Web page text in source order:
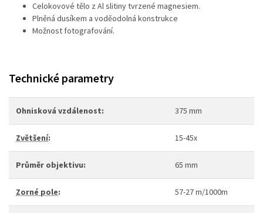
Celokovové tělo z Al slitiny tvrzené magnesiem.
Plněná dusíkem a voděodolná konstrukce
Možnost fotografování.
Technické parametry
Ohnisková vzdálenost: 375 mm
Zvětšení: 15-45x
Průměr objektivu: 65 mm
Zorné pole: 57-27 m/1000m